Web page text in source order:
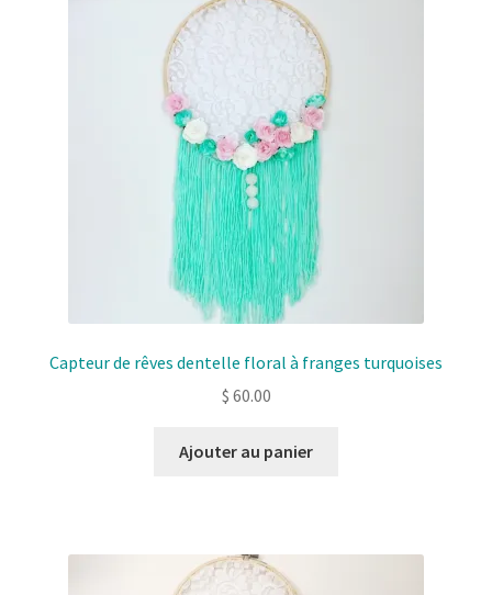
Capteur de rêves dentelle floral à franges turquoises
$ 60.00
Ajouter au panier